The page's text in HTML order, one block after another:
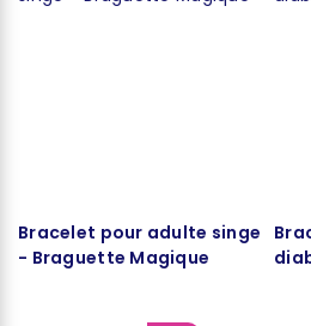
Bracelet pour adulte singe
- Braguette Magique